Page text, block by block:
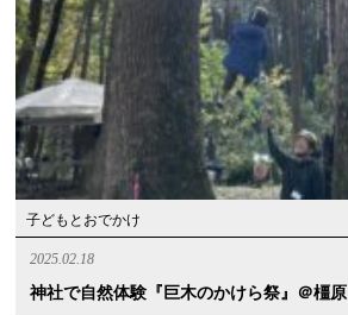
子どもとおでかけ
2025.02.18
神社で自然体験『巨木のかけら祭』＠橿原